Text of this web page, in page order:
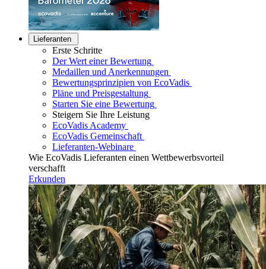
Lieferanten
Erste Schritte
Der Wert einer Bewertung
Medaillen und Anerkennungen
Bewertungsprinzipien von EcoVadis
Pläne und Preisgestaltung
Starten Sie eine Bewertung
Steigern Sie Ihre Leistung
EcoVadis Academy
EcoVadis Gemeinschaft
Lieferanten-Webinare
Wie EcoVadis Lieferanten einen Wettbewerbsvorteil
verschafft
Erkunden